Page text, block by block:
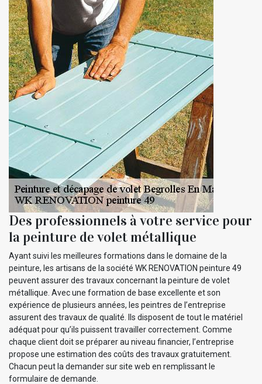
Des professionnels à votre service pour
la peinture de volet métallique
Ayant suivi les meilleures formations dans le domaine de la
peinture, les artisans de la société WK RENOVATION peinture 49
peuvent assurer des travaux concernant la peinture de volet
métallique. Avec une formation de base excellente et son
expérience de plusieurs années, les peintres de l’entreprise
assurent des travaux de qualité. Ils disposent de tout le matériel
adéquat pour qu’ils puissent travailler correctement. Comme
chaque client doit se préparer au niveau financier, l’entreprise
propose une estimation des coûts des travaux gratuitement.
Chacun peut la demander sur site web en remplissant le
formulaire de demande.